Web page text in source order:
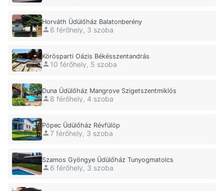
Horváth Üdülőház Balatonberény
6 férőhely, 3 szoba
Körösparti Oázis Békésszentandrás
10 férőhely, 5 szoba
Duna Üdülőház Mangrove Szigetszentmiklós
8 férőhely, 4 szoba
Pöpec Üdülőház Révfülöp
7 férőhely, 3 szoba
Szamos Gyöngye Üdülőház Tunyogmatolcs
6 férőhely, 3 szoba